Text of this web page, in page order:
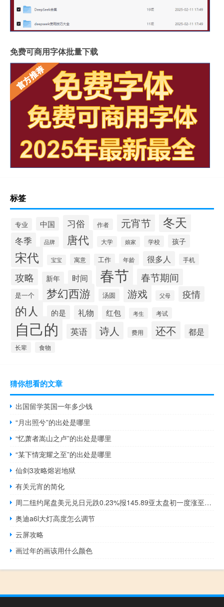
免费可商用字体批量下载
标签
专业 中国 习俗 作者 元宵节 冬天
冬季 品牌 唐代 大学 娘家 学校 孩子
宋代 宝宝 寓意 工作 年龄 很多人 手机
攻略 新年 时间 春节 春节期间
是一个 梦幻西游 汤圆 游戏 父母 疫情
的人 的是 礼物 红包 考生 考试
自己的 英语 诗人 费用 还不 都是
长辈 食物
猜你想看的文章
出国留学英国一年多少钱
“月出照兮”的出处是哪里
“忆萧者嵩山之卢”的出处是哪里
“某下情宠耀之至”的出处是哪里
仙剑3攻略熔岩地狱
有关元宵的简化
周二纽约尾盘美元兑日元跌0.23%报145.89亚太盘初一度涨至日高146.40随后震荡下行于欧市早盘跌至日低145.50
奥迪a6l大灯高度怎么调节
云屏攻略
画过年的画该用什么颜色